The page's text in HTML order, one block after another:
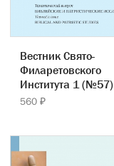
Вестник Свято-
Филаретовского
Института 1 (№57)
560 ₽